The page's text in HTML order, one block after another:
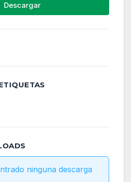
Descargar
ninguna descarga